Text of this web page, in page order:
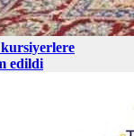
edildi